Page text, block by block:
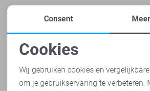
Heb je dit al eens bekeken?
Rino & Pelle jassen Rino & Pelle vesten
Noodzakelijke cookies
Personalisatie cookies
Consent
Cookies
Wij gebruiken cookies en
om je gebruikservaring te verbeteren.